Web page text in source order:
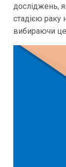
досліджень,
стадією раку
вибираючи